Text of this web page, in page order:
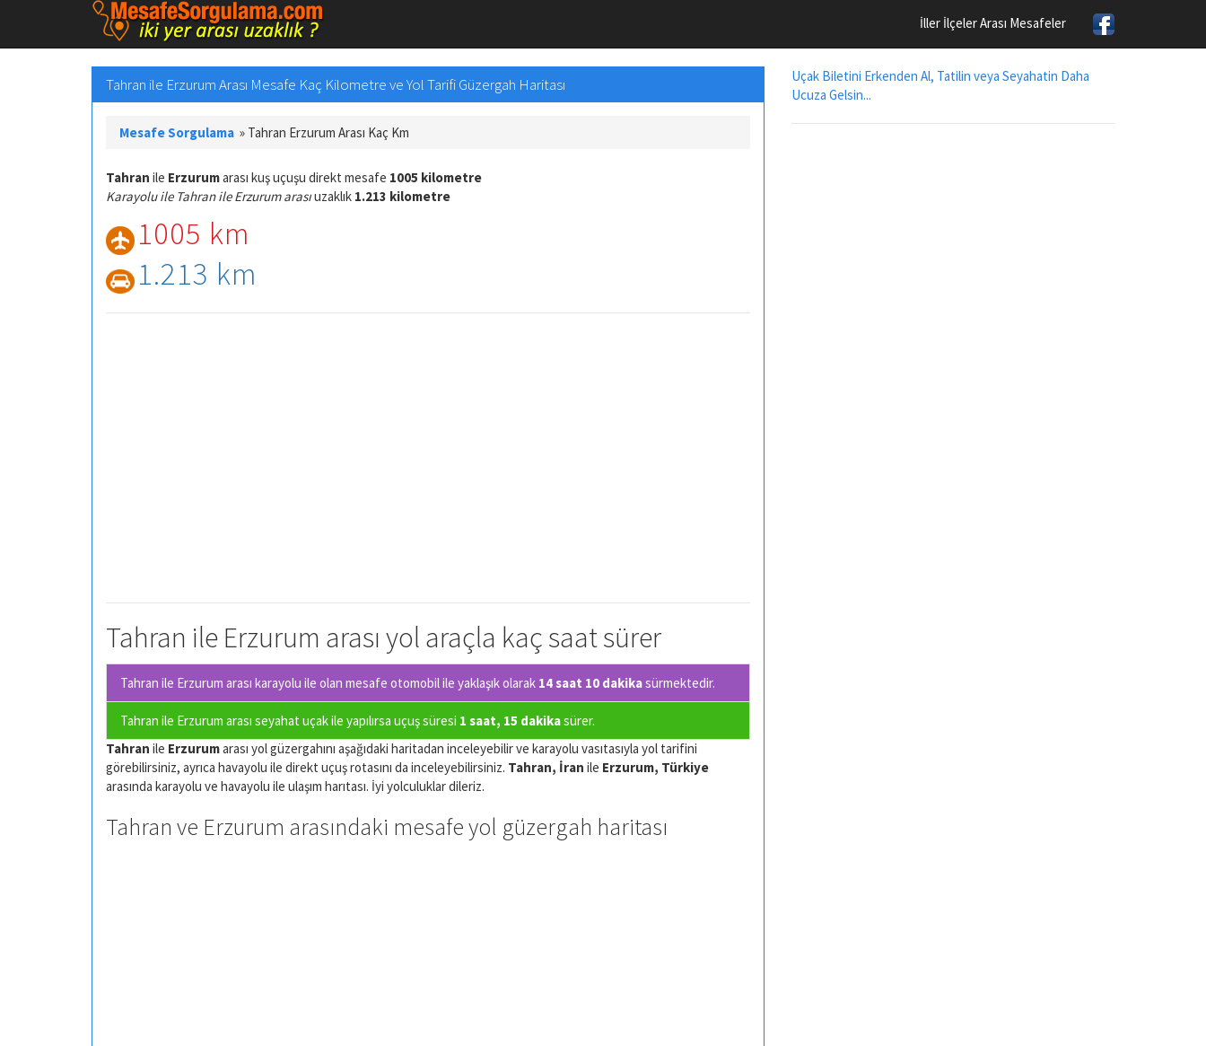
İller İlçeler Arası Mesafeler
Tahran ile Erzurum Arası Mesafe Kaç Kilometre ve Yol Tarifi Güzergah Haritası
Mesafe Sorgulama » Tahran Erzurum Arası Kaç Km
Tahran ile Erzurumarası kuş uçuşu direkt mesafe 1005 kilometre
Karayolu ile Tahran ile Erzurum arasıuzaklık 1.213 kilometre
1005 km
1.213 km
Tahran ile Erzurum arası yol araçla kaç saat sürer
Tahran ile Erzurum arası karayolu ile olan mesafe otomobil ile yaklaşık olarak 14 saat 10 dakikasürmektedir.
Tahran ile Erzurum arası seyahat uçak ile yapılırsa uçuş süresi 1 saat, 15 dakikasürer.
Tahran ile Erzurumarası yol güzergahını aşağıdaki haritadan inceleyebilir ve karayolu vasıtasıyla yol tarifini
görebilirsiniz, ayrıca havayolu ile direkt uçuş rotasını da inceleyebilirsiniz. Tahran, İran ile Erzurum, Türkiye
arasında karayolu ve havayolu ile ulaşım harıtası. İyi yolculuklar dileriz.
Tahran ve Erzurum arasındaki mesafe yol güzergah haritası
Uçak Biletini Erkenden Al, Tatilin veya Seyahatin Daha
Ucuza Gelsin...